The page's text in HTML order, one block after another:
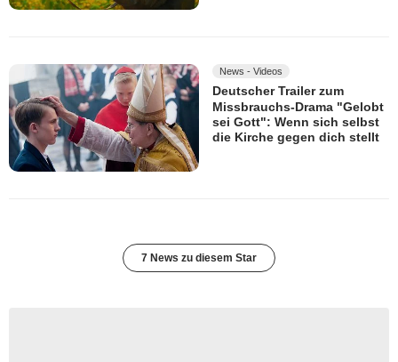
News - Videos
Deutscher Trailer zum
Missbrauchs-Drama "Gelobt
sei Gott": Wenn sich selbst
die Kirche gegen dich stellt
7 News zu diesem Star